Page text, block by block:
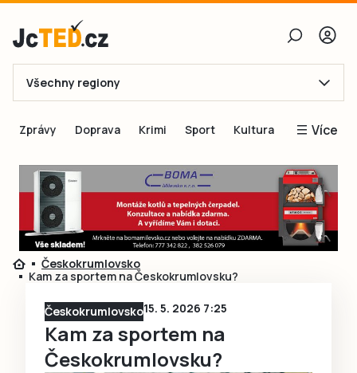
E-mail
Obnovit heslo
Přihlásit se
Přihlásit se přes Facebook
Ještě nemám účet, chci seRegistrovat
Všechny regiony
Zprávy Doprava Krimi Sport Kultura Více
Blogy
Inspirace
Čtenáři píší
Speciální přílohy
Českokrumlovsko
Kam za sportem na Českokrumlovsku?
Českokrumlovsko15. 5. 2026 7:25
Kam za sportem na
Českokrumlovsku?